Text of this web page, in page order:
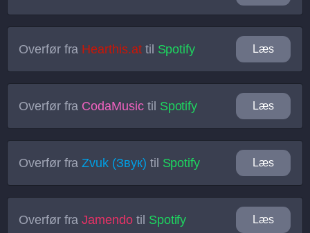
Overfør fra Hearthis.attil Spotify Læs
Overfør fra CodaMusictil Spotify Læs
Overfør fraZvuk (Звук) til Spotify Læs
Overfør fraJamendotil Spotify Læs